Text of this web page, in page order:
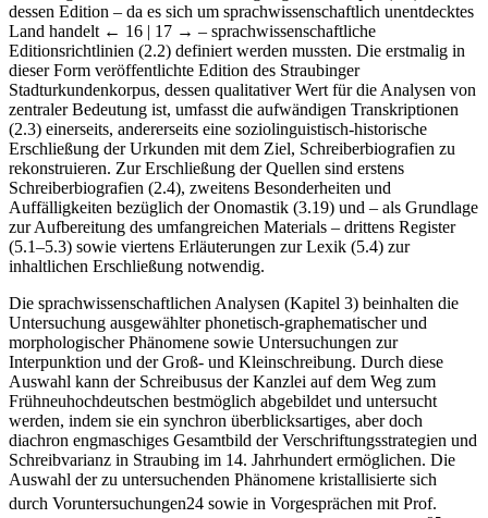
Grundlegend ist die Auswahl eines geeigneten Korpus (2.1), für
dessen Edition – da es sich um sprachwissenschaftlich unentdecktes
Land handelt← 16 | 17 →– sprachwissenschaftliche
Editionsrichtlinien (2.2) definiert werden mussten. Die erstmalig in
dieser Form veröffentlichte Edition des Straubinger
Stadturkundenkorpus, dessen qualitativer Wert für die Analysen von
zentraler Bedeutung ist, umfasst die aufwändigen Transkriptionen
(2.3) einerseits, andererseits eine soziolinguistisch-historische
Erschließung der Urkunden mit dem Ziel, Schreiberbiografien zu
rekonstruieren. Zur Erschließung der Quellen sind erstens
Schreiberbiografien (2.4), zweitens Besonderheiten und
Auffälligkeiten bezüglich der Onomastik (3.19) und – als Grundlage
zur Aufbereitung des umfangreichen Materials – drittens Register
(5.1–5.3) sowie viertens Erläuterungen zur Lexik (5.4) zur
Die sprachwissenschaftlichen Analysen (Kapitel 3) beinhalten die
Untersuchung ausgewählter phonetisch-graphematischer und
morphologischer Phänomene sowie Untersuchungen zur
Interpunktion und der Groß- und Kleinschreibung. Durch diese
Auswahl kann der Schreibusus der Kanzlei auf dem Weg zum
Frühneuhochdeutschen bestmöglich abgebildet und untersucht
werden, indem sie ein synchron überblicksartiges, aber doch
diachron engmaschiges Gesamtbild der Verschriftungsstrategien und
Schreibvarianz in Straubing im 14. Jahrhundert ermöglichen. Die
Auswahl der zu untersuchenden Phänomene kristallisierte sich